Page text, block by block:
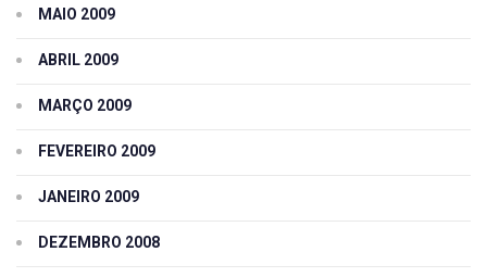
MAIO 2009
ABRIL 2009
MARÇO 2009
FEVEREIRO 2009
JANEIRO 2009
DEZEMBRO 2008